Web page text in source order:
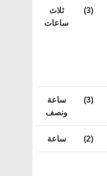
(3)
ثلاث
ساعات
(3)
ساعة
ونصف
(2) ساعة